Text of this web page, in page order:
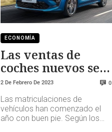
ECONOMÍA
Las ventas de
coches nuevos se
disparan un 51%
2 De Febrero De 2023 0
Las matriculaciones de
vehículos han comenzado el
año con buen pie. Según los